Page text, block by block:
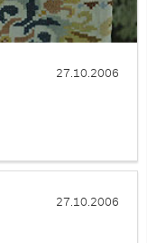
27.10.2006
27.10.2006